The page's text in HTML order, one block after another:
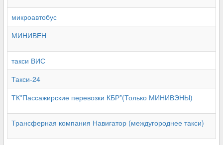
микроавтобус
МИНИВЕН
такси ВИС
Такси-24
ТК*Пассажирские перевозки КБР*(Только МИНИВЭНЫ)
Трансферная компания Навигатор (междугороднее такси)